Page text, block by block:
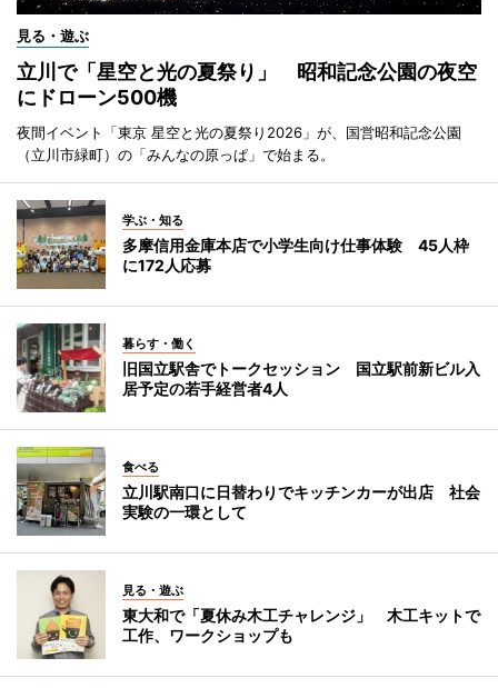
見る・遊ぶ
立川で「星空と光の夏祭り」 昭和記念公園の夜空
にドローン500機
夜間イベント「東京 星空と光の夏祭り2026」が、国営昭和記念公園
（立川市緑町）の「みんなの原っぱ」で始まる。
学ぶ・知る
多摩信用金庫本店で小学生向け仕事体験 45人枠
に172人応募
暮らす・働く
旧国立駅舎でトークセッション 国立駅前新ビル入
居予定の若手経営者4人
食べる
立川駅南口に日替わりでキッチンカーが出店 社会
実験の一環として
見る・遊ぶ
東大和で「夏休み木工チャレンジ」 木工キットで
工作、ワークショップも